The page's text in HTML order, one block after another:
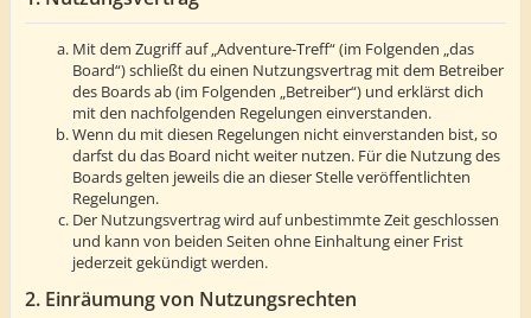
Mit dem Zugriff auf „Adventure-Treff“ (im Folgenden „das
Board“) schließt du einen Nutzungsvertrag mit dem Betreiber
des Boards ab (im Folgenden „Betreiber“) und erklärst dich
mit den nachfolgenden Regelungen einverstanden.
Wenn du mit diesen Regelungen nicht einverstanden bist, so
darfst du das Board nicht weiter nutzen. Für die Nutzung des
Boards gelten jeweils die an dieser Stelle veröffentlichten
Regelungen.
Der Nutzungsvertrag wird auf unbestimmte Zeit geschlossen
und kann von beiden Seiten ohne Einhaltung einer Frist
jederzeit gekündigt werden.
2. Einräumung von Nutzungsrechten